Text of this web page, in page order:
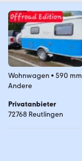
Wohnwagen • 590 mm
Andere
Privatanbieter
72768 Reutlingen